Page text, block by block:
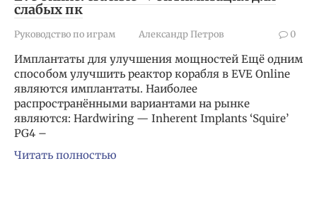
слабых пк
Руководство по играм Александр Петров 0
Имплантаты для улучшения мощностей Ещё одним
способом улучшить реактор корабля в EVE Online
являются имплантаты. Наиболее
распространёнными вариантами на рынке
являются: Hardwiring — Inherent Implants ‘Squire’
PG4 –
Читать полностью